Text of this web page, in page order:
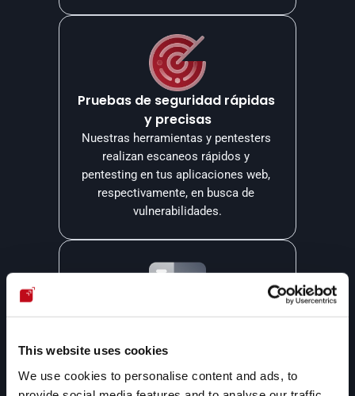
This website uses cookies
We use cookies to personalise content and ads, to
Pruebas de seguridad rápidas
y precisas
Nuestras herramientas y pentesters
realizan escaneos rápidos y
pentesting en tus aplicaciones web,
respectivamente, en busca de
vulnerabilidades.
Todas las vulnerabilidades que
son reportadas en nuestra